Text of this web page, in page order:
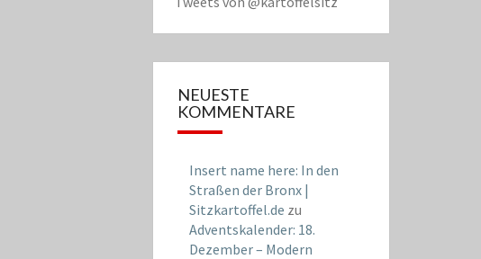
NEUESTE
KOMMENTARE
Insert name here: In den
Straßen der Bronx |
Sitzkartoffel.de zu
Adventskalender: 18.
Dezember – Modern